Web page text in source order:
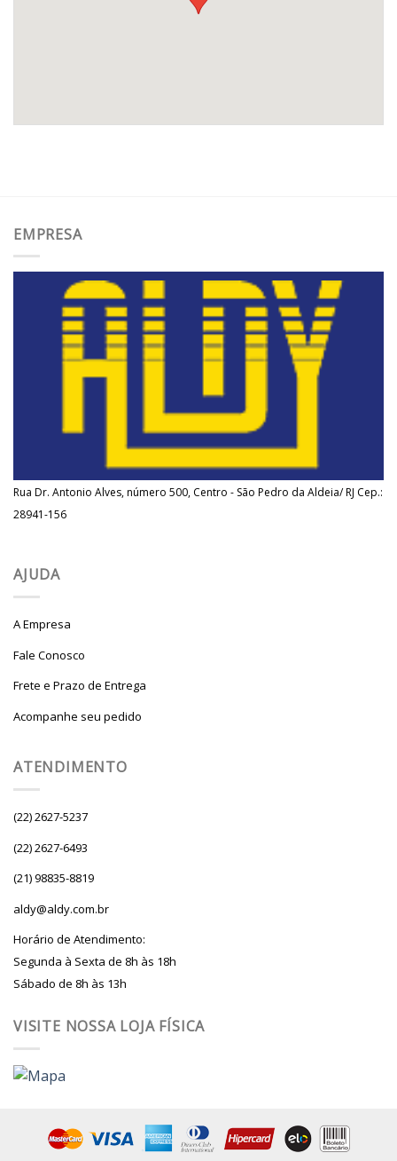
EMPRESA
Rua Dr. Antonio Alves, número 500, Centro - São Pedro da Aldeia/ RJ Cep.:
28941-156
AJUDA
A Empresa
Fale Conosco
Frete e Prazo de Entrega
Acompanhe seu pedido
ATENDIMENTO
(22) 2627-5237
(22) 2627-6493
(21) 98835-8819
aldy@aldy.com.br
Horário de Atendimento:
Segunda à Sexta de 8h às 18h
Sábado de 8h às 13h
VISITE NOSSA LOJA FÍSICA